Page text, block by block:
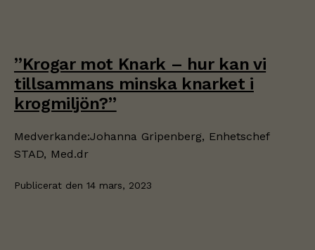
”Krogar mot Knark – hur kan vi
tillsammans minska knarket i
krogmiljön?”
Medverkande:Johanna Gripenberg, Enhetschef
STAD, Med.dr
Publicerat den 14 mars, 2023